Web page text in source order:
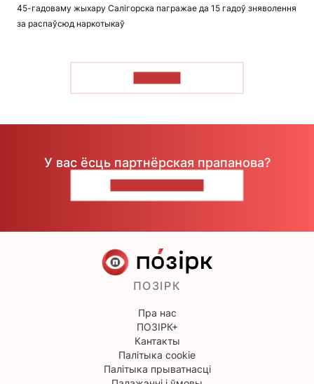
45-гадоваму жыхару Салігорска пагражае да 15 гадоў зняволення
за распаўсюд наркотыкаў
У вас ёсць партнёрская прапанова?
ПОЗІРК
Пра нас
ПОЗІРК+
Кантакты
Палітыка cookie
Палітыка прыватнасці